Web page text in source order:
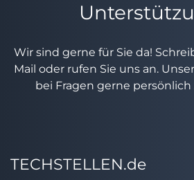
Wir sind gerne für Sie da!
Mail oder rufen Sie uns an.
bei Fragen gerne
TECHSTELLEN.de